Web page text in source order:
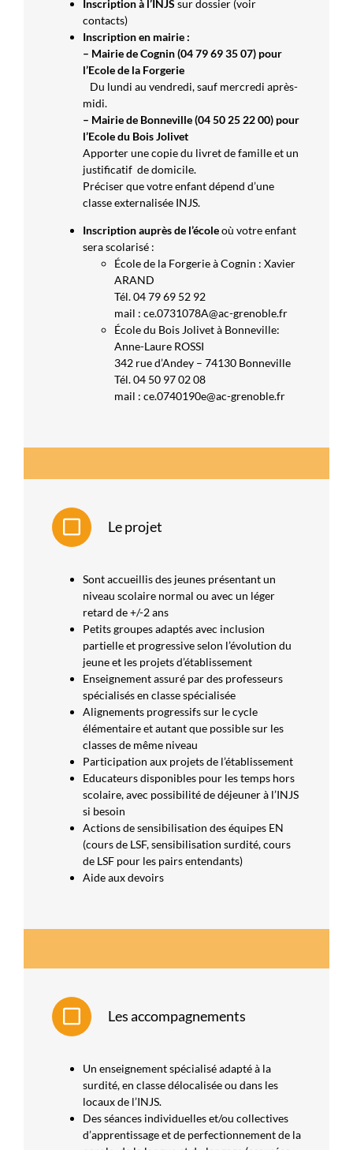
Inscription à l’INJS sur dossier (voir
contacts)
Inscription en mairie :
– Mairie deCognin (04 79 69 35 07) pour
l’Ecole de la Forgerie
Du lundi au vendredi, sauf mercredi après-
midi.
– Mairie de Bonneville (04 50 25 22 00) pour
l’Ecole du Bois Jolivet
Apporter une copie du livret de famille et un
justificatif de domicile.
Préciser que votre enfant dépend d’une
classe externalisée INJS.
Inscription auprès de l’écoleoù votre enfant
sera scolarisé :
École de la Forgerie à Cognin : Xavier
ARAND
Tél. 04 79 69 52 92
mail : ce.0731078A@ac-grenoble.fr
École du Bois Jolivet à Bonneville:
Anne-Laure ROSSI
342 rue d’Andey – 74130 Bonneville
Tél. 04 50 97 02 08
mail : ce.0740190e@ac-grenoble.fr
Le projet
Sont accueillis des jeunes présentant un
niveau scolaire normal ou avec un léger
retard de +/-2 ans
Petits groupes adaptés avec inclusion
partielle et progressive selon l’évolution du
jeune et les projets d’établissement
Enseignement assuré par des professeurs
spécialisés en classe spécialisée
Alignements progressifs sur le cycle
élémentaire et autant que possible sur les
classes de même niveau
Participation aux projets de l’établissement
Educateurs disponibles pour les temps hors
scolaire, avec possibilité de déjeuner à l’INJS
si besoin
Actions de sensibilisation des équipes EN
(cours de LSF, sensibilisation surdité, cours
de LSF pour les pairs entendants)
Aide aux devoirs
Les accompagnements
Un enseignement spécialisé adapté à la
surdité, en classe délocalisée ou dans les
locaux de l’INJS.
Des séances individuelles et/ou collectives
d’apprentissage et de perfectionnement de la